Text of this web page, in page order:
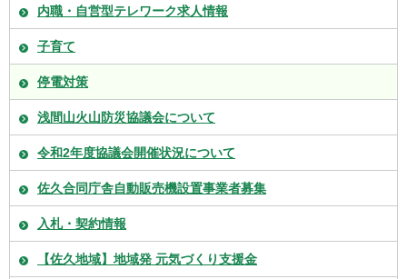
内職・自営型テレワーク求人情報
子育て
停電対策
浅間山火山防災協議会について
令和2年度協議会開催状況について
佐久合同庁舎自動販売機設置事業者募集
入札・契約情報
【佐久地域】地域発 元気づくり支援金